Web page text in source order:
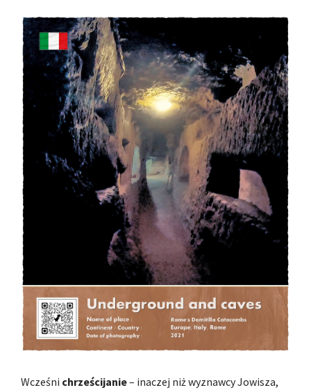
Wcześni chrześcijanie– inaczej niż wyznawcy Jowisza,